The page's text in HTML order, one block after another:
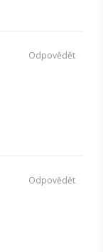
Odpovědět
Odpovědět